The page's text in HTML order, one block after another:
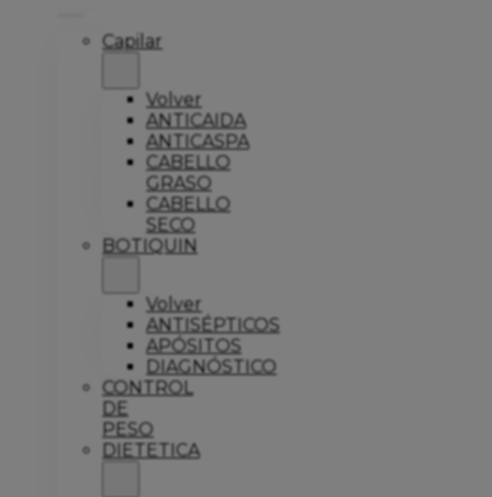
Capilar
Volver
ANTICAIDA
ANTICASPA
CABELLO
GRASO
CABELLO
SECO
BOTIQUIN
Volver
ANTISÉPTICOS
APÓSITOS
DIAGNÓSTICO
CONTROL
DE
PESO
DIETETICA